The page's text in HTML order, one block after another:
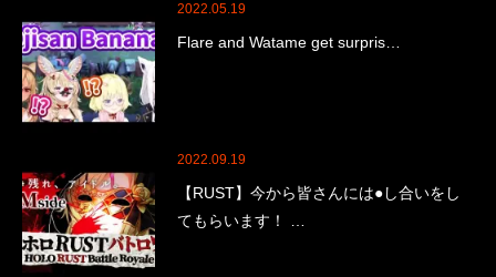
2022.05.19
Flare and Watame get surpris…
2022.09.19
【RUST】今から皆さんには●し合いをし
てもらいます！ …